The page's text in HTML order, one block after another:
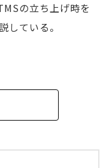
の立ち上げ時を
ている。